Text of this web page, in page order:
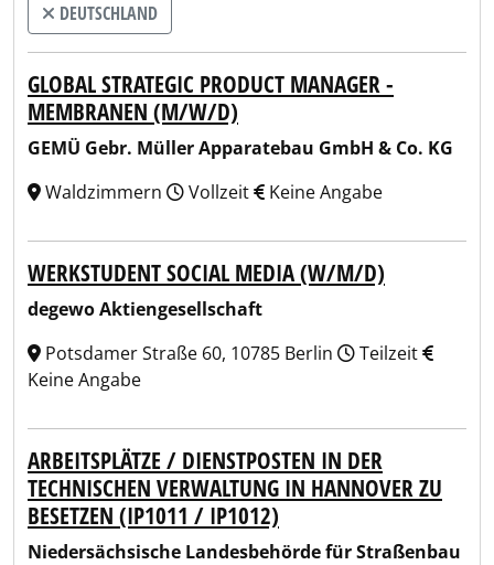
DEUTSCHLAND
GLOBAL STRATEGIC PRODUCT MANAGER -
MEMBRANEN (M/W/D)
GEMÜ Gebr. Müller Apparatebau GmbH & Co. KG
Waldzimmern
Vollzeit Keine Angabe
WERKSTUDENT SOCIAL MEDIA (W/M/D)
degewo Aktiengesellschaft
Potsdamer Straße 60, 10785 Berlin
Teilzeit
Keine Angabe
ARBEITSPLÄTZE / DIENSTPOSTEN IN DER
TECHNISCHEN VERWALTUNG IN HANNOVER ZU
BESETZEN (IP1011 / IP1012)
Niedersächsische Landesbehörde für Straßenbau